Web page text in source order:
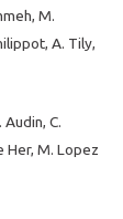
M.
A. Tily,
C.
Her, M. Lopez